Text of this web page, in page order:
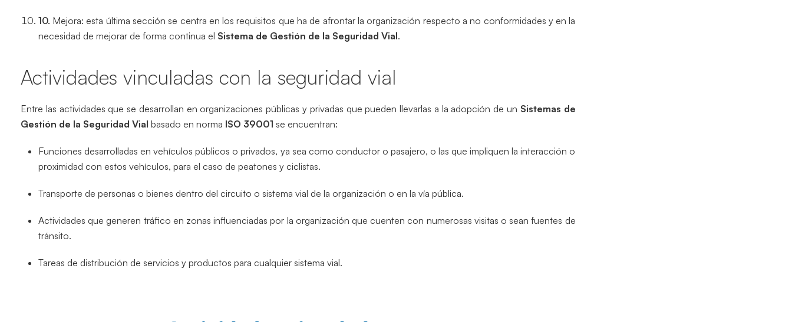
Mejora: esta última sección se centra en los requisitos que ha de afrontar la organización respecto a no conformidades y en la
necesidad de mejorar de forma continua el Sistema de Gestión de la Seguridad Vial.
Actividades vinculadas con la seguridad vial
Entre las actividades que se desarrollan en organizaciones públicas y privadas que pueden llevarlas a la adopción de un Sistemas de
Gestión de la Seguridad Vial basado en norma ISO 39001 se encuentran:
Funciones desarrolladas en vehículos públicos o privados, ya sea como conductor o pasajero, o las que impliquen la interacción o
proximidad con estos vehículos, para el caso de peatones y ciclistas.
Transporte de personas o bienes dentro del circuito o sistema vial de la organización o en la vía pública.
Actividades que generen tráfico en zonas influenciadas por la organización que cuenten con numerosas visitas o sean fuentes de
tránsito.
Tareas de distribución de servicios y productos para cualquier sistema vial.